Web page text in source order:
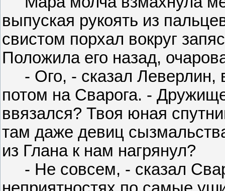
выпуская рукоять из
свистом порхал вокруг
Положила его назад,
- Ого, - сказал Леверлин,
потом на Сварога. -
ввязался? Твоя юная
там даже девиц
из Глана к нам нагрянул?
- Не совсем, - сказал